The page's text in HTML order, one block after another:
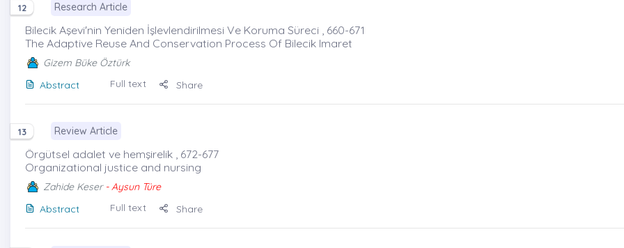
12 Research Article
Bilecik Aşevi'nin Yeniden İşlevlendirilmesi Ve Koruma Süreci , 660-671
The Adaptive Reuse And Conservation Process Of Bilecik Imaret
Gizem Büke Öztürk
Abstract
Full text Share
13 Review Article
Örgütsel adalet ve hemşirelik , 672-677
Organizational justice and nursing
Zahide Keser- Aysun Türe
Abstract
Full text Share